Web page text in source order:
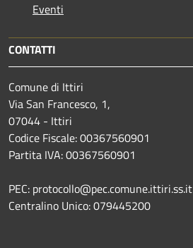
Eventi
CONTATTI
Comune di Ittiri
Via San Francesco, 1,
07044 - Ittiri
Codice Fiscale: 00367560901
Partita IVA: 00367560901
PEC: protocollo@pec.comune.ittiri.ss.it
Centralino Unico: 079445200